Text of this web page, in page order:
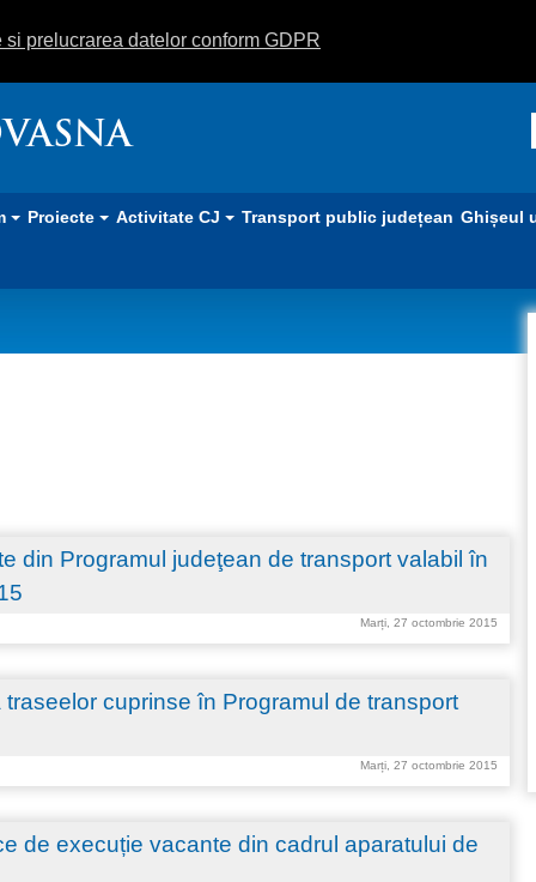
prelucrarea datelor conform GDPR
Proiecte Activitate CJ Transport public județean Ghișeul
din Programul judeţean de transport valabil în
Marți, 27 octombrie 2015
cuprinse în Programul de transport
Marți, 27 octombrie 2015
de execuție vacante din cadrul aparatului de